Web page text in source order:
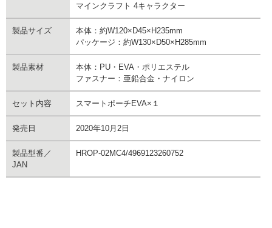
マインクラフト 4キャラクター
製品サイズ
本体：約W120×D45×H235mm
パッケージ：約W130×D50×H285mm
製品素材
本体：PU・EVA・ポリエステル
ファスナー：亜鉛合金・ナイロン
セット内容 スマートポーチEVA×１
発売日 2020年10月2日
製品型番／
JAN
HROP-02MC4/4969123260752